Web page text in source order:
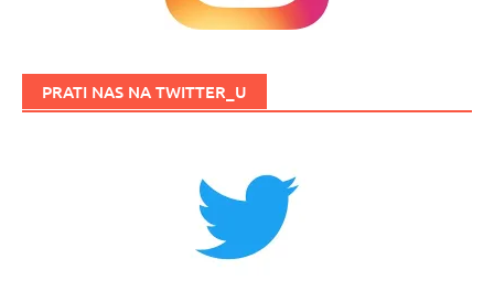
PRATI NAS NA TWITTER_U